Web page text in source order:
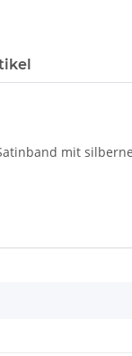
mit